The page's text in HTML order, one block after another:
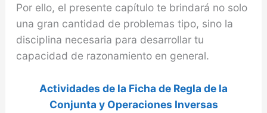
Por ello, el presente capítulo te brindará no solo
una gran cantidad de problemas tipo, sino la
disciplina necesaria para desarrollar tu
capacidad de razonamiento en general.
Actividades de la Ficha de Regla de la
Conjunta y Operaciones Inversas